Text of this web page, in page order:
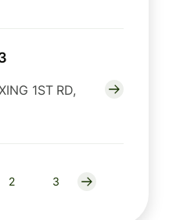
1ST RD,
2 3